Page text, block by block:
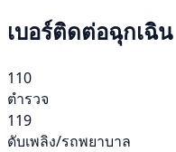
เบอร์ติดต่อฉุกเฉิน
110
ตำรวจ
119
ดับเพลิง/รถพยาบาล